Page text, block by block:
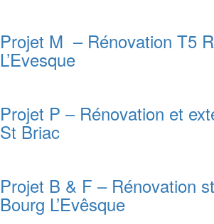
Projet M – Rénovation T5
L’Evesque
Projet P – Rénovation et
St Briac
Projet B & F – Rénovation
Bourg L’Evêsque